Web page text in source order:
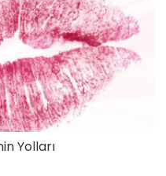
Yolları